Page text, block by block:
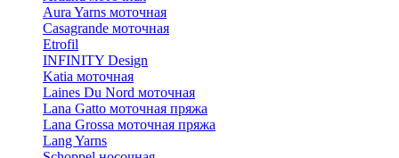
Aura Yarns моточная
Casagrande моточная
Etrofil
INFINITY Design
Katia моточная
Laines Du Nord моточная
Lana Gatto моточная пряжа
Lana Grossa моточная пряжа
Lang Yarns